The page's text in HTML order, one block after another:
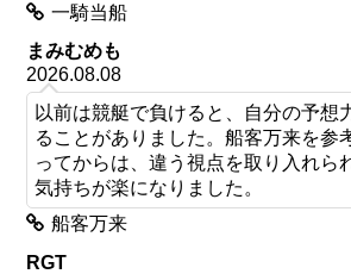
一騎当船
まみむめも
2026.08.08
以前は競艇で負けると、自分の予想
ることがありました。船客万来を参
ってからは、違う視点を取り入れら
気持ちが楽になりました。
船客万来
RGT